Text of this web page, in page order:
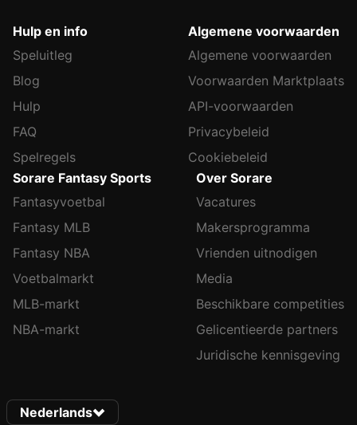
Hulp en info
Speluitleg
Blog
Hulp
FAQ
Spelregels
Algemene voorwaarden
Algemene voorwaarden
Voorwaarden Marktplaats
API-voorwaarden
Privacybeleid
Cookiebeleid
Sorare Fantasy Sports
Fantasyvoetbal
Fantasy MLB
Fantasy NBA
Voetbalmarkt
MLB-markt
NBA-markt
Over Sorare
Vacatures
Makersprogramma
Vrienden uitnodigen
Media
Beschikbare competities
Gelicentieerde partners
Juridische kennisgeving
Nederlands